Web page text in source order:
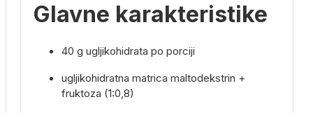
Glavne karakteristike
40 g ugljikohidrata po porciji
ugljikohidratna matrica maltodekstrin +
fruktoza (1:0,8)